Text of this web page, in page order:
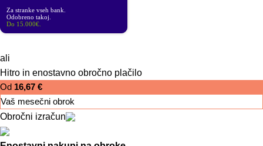
Za stranke vseh bank.
Odobreno takoj.
Do 15.000€.
ali
Hitro in enostavno obročno plačilo
Od 16,67 €
Vaš mesečni obrok
Obročni izračun